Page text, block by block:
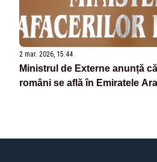
2 mar. 2026, 15:44
Ministrul de Externe anunță
români se află în Emiratele